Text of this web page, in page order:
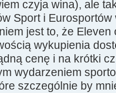
czyja wina), ale
Sport i
jest to, że Eleven
wykupienia
cenę i na krótki
wydarzeniem
szczególnie by